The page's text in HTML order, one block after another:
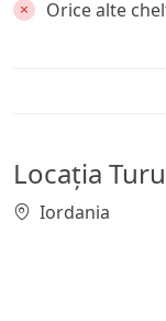
Orice alte
Locația
Iordania